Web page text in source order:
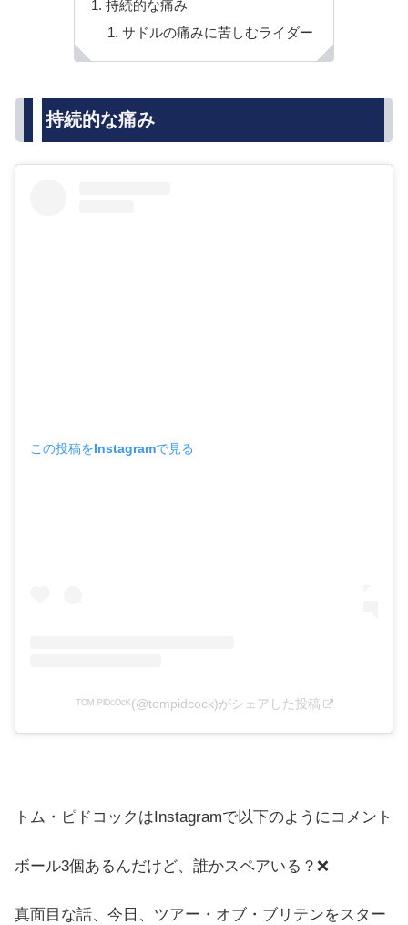
持続的な痛み
サドルの痛みに苦しむライダー
持続的な痛み
この投稿をInstagramで見る
ᵀᴼᴹ ᴾᴵᴰᶜᴼᶜᴷ(@tompidcock)がシェアした投稿
トム・ピドコックはInstagramで以下のようにコメント
ボール3個あるんだけど、誰かスペアいる？❌
真面目な話、今日、ツアー・オブ・ブリテンをスター